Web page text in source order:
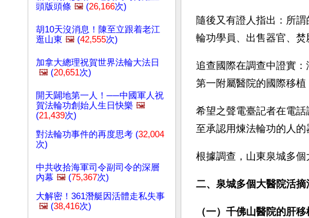
頭版頭條 🖼️ (26,166次)
胡10天沒消息！陳至立跟着老江
逛山東 🖼️ (42,555次)
加拿大總理祝賀世界法輪大法日
🖼️ (20,651次)
開天闢地第一人！──中國軍人祝
賀法輪功創始人生日快樂 🖼️
(21,439次)
對法輪功事件的再度思考 (32,004
次)
中共收拾海軍司令副司令的深層
內幕 🖼️ (75,367次)
大解密！361潛艇因活體走私失事
🖼️ (38,416次)
隨後又有證人指出：所
輪功學員、出售器官、焚
追查國際在調查中證實
第一附屬醫院的國際移植
希望之聲電臺記者在電
至承認用煉法輪功的人的
根據調查，山東泉城多個
二、泉城多個大醫院活
（一）千佛山醫院的肝